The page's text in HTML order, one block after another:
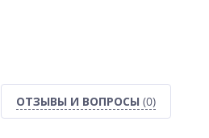
ОТЗЫВЫ И ВОПРОСЫ (0)